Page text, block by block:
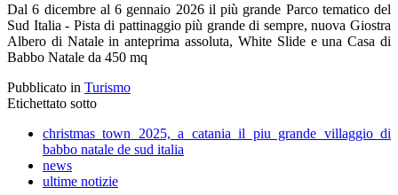
Dal 6 dicembre al 6 gennaio 2026 il più grande Parco tematico del
Sud Italia - Pista di pattinaggio più grande di sempre, nuova Giostra
Albero di Natale in anteprima assoluta, White Slide e una Casa di
Babbo Natale da 450 mq
Pubblicato in Turismo
Etichettato sotto
christmas town 2025, a catania il piu grande villaggio di
babbo natale de sud italia
news
ultime notizie